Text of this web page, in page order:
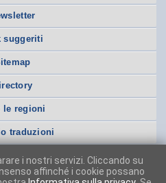
suggeriti
le regioni
traduzioni
i nostri servizi. Cliccando su
affinché i cookie possano